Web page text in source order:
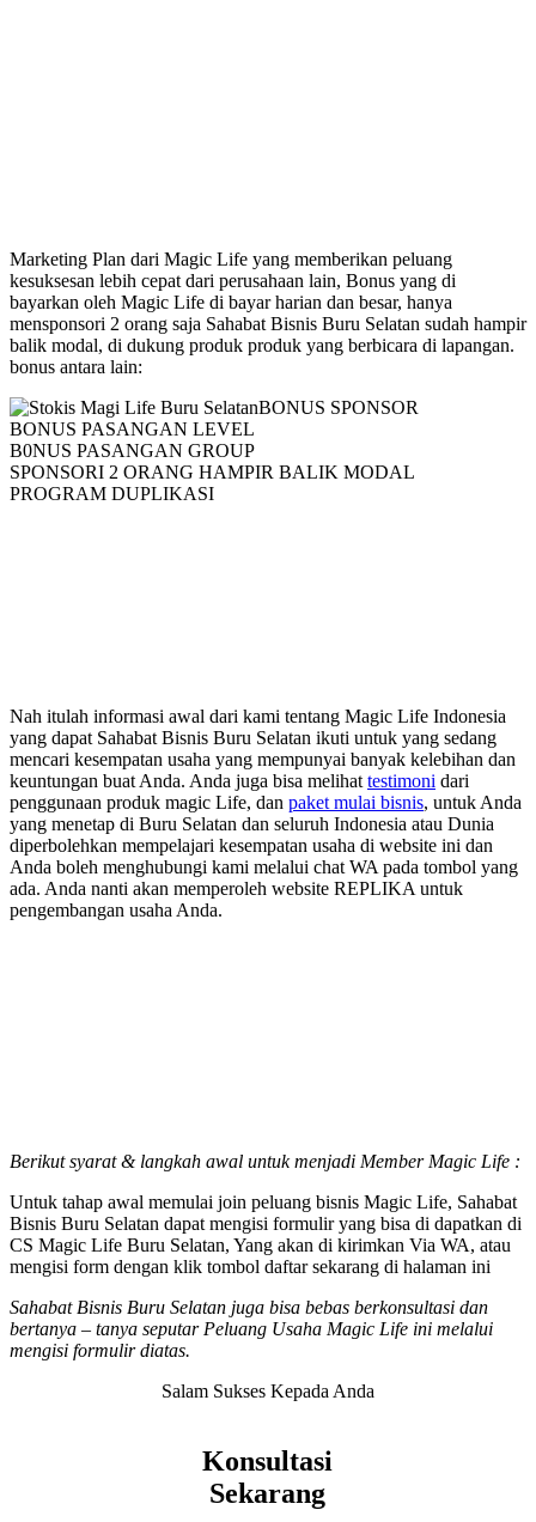
Marketing Plan dari Magic Life yang memberikan peluang
kesuksesan lebih cepat dari perusahaan lain, Bonus yang di
bayarkan oleh Magic Life di bayar harian dan besar, hanya
mensponsori 2 orang saja Sahabat Bisnis Buru Selatan sudah hampir
balik modal, di dukung produk produk yang berbicara di lapangan.
bonus antara lain:
BONUS SPONSOR
BONUS PASANGAN LEVEL
B0NUS PASANGAN GROUP
SPONSORI 2 ORANG HAMPIR BALIK MODAL
PROGRAM DUPLIKASI
Nah itulah informasi awal dari kami tentang Magic Life Indonesia
yang dapat Sahabat Bisnis Buru Selatan ikuti untuk yang sedang
mencari kesempatan usaha yang mempunyai banyak kelebihan dan
keuntungan buat Anda. Anda juga bisa melihat testimoni dari
penggunaan produk magic Life, dan paket mulai bisnis, untuk Anda
yang menetap di Buru Selatan dan seluruh Indonesia atau Dunia
diperbolehkan mempelajari kesempatan usaha di website ini dan
Anda boleh menghubungi kami melalui chat WA pada tombol yang
ada. Anda nanti akan memperoleh website REPLIKA untuk
pengembangan usaha Anda.
Berikut syarat & langkah awal untuk menjadi Member Magic Life :
Untuk tahap awal memulai join peluang bisnis Magic Life, Sahabat
Bisnis Buru Selatan dapat mengisi formulir yang bisa di dapatkan di
CS Magic Life Buru Selatan, Yang akan di kirimkan Via WA, atau
mengisi form dengan klik tombol daftar sekarang di halaman ini
Sahabat Bisnis Buru Selatan juga bisa bebas berkonsultasi dan
bertanya – tanya seputar Peluang Usaha Magic Life ini melalui
mengisi formulir diatas.
Salam Sukses Kepada Anda
Konsultasi
Sekarang